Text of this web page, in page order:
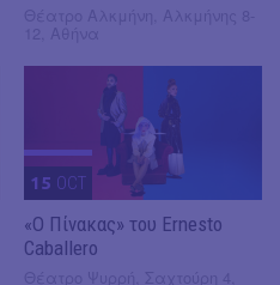
15 OCT
«Ο Πίνακας» του Ernesto
Caballero